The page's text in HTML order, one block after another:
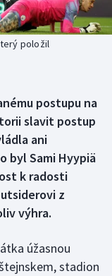
položil
postupu na
slavit postup
ani
byl Sami Hyypiä
k radosti
z
výhra.
úžasnou
stadion